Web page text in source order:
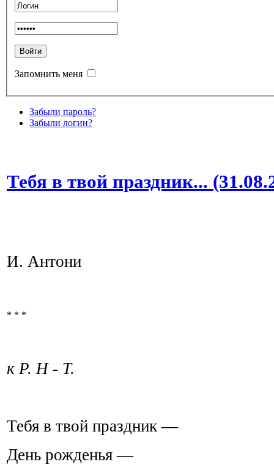
Запомнить меня
Забыли пароль?
Забыли логин?
Тебя в твой праздник...
И. Антони
* * *
к Р. Н - Т.
Тебя в твой праздник —
День рожденья —